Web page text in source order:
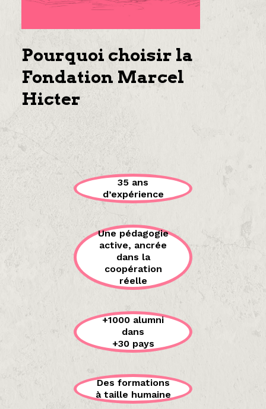
Pourquoi choisir la
Fondation Marcel
Hicter
35 ans
d’expérience
Une pédagogie
active, ancrée
dans la
coopération
réelle
+1000 alumni
dans
+30 pays
Des formations
à taille humaine